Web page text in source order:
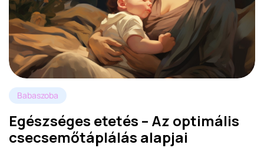
Babaszoba
Egészséges etetés – Az optimális
csecsemőtáplálás alapjai